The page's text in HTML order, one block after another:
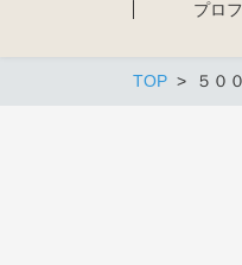
プロ
TOP ５０